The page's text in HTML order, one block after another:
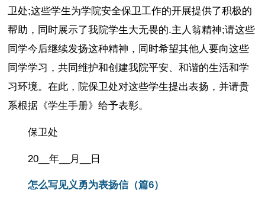
卫处;这些学生为学院安全保卫工作的开展提供了积极的
帮助，同时展示了我院学生大无畏的.主人翁精神;请这些
同学今后继续发扬这种精神，同时希望其他人要向这些
同学学习，共同维护和创建我院平安、和谐的生活和学
习环境。在此，院保卫处对这些学生提出表扬，并请贵
系根据《学生手册》给予表彰。
保卫处
20__年__月__日
怎么写见义勇为表扬信（篇6）